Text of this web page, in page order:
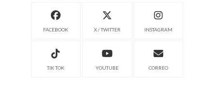
FACEBOOK X / TWITTER INSTAGRAM
TIK TOK YOUTUBE CORREO